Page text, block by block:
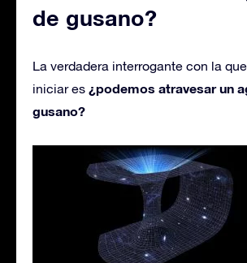
de gusano?
La verdadera interrogante con la
iniciar es ¿podemos atravesar un
gusano?